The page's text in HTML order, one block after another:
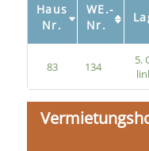
Haus
Nr.
WE.-
Nr.
83 134
5.